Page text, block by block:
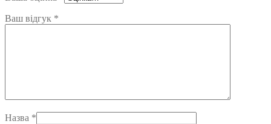
Ваш відгук *
Назва *